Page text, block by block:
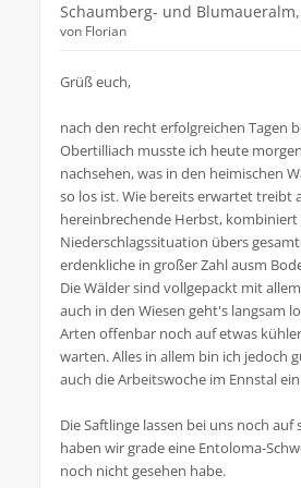
Schaumberg- und
von Florian
Grüß euch,
nach den recht erfolgreichen Tagen
Obertilliach musste ich heute
nachsehen, was in den heimischen
so los ist. Wie bereits erwartet treibt
hereinbrechende Herbst,
Niederschlagssituation übers
erdenkliche in großer Zahl ausm
Die Wälder sind vollgepackt mit
auch in den Wiesen geht's langsam
Arten offenbar noch auf etwas
warten. Alles in allem bin ich jedoch
auch die Arbeitswoche im Ennstal
Die Saftlinge lassen bei uns noch
haben wir grade eine Entoloma-
noch nicht gesehen habe.